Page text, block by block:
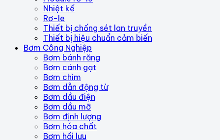
Nhiệt kế
Rơ-le
Thiết bị chống sét lan truyền
Thiết bị hiệu chuẩn cảm biến
Bơm Công Nghiệp
Bơm bánh răng
Bơm cánh gạt
Bơm chìm
Bơm dẫn động từ
Bơm dầu điện
Bơm dầu mỡ
Bơm định lượng
Bơm hóa chất
Bơm hồi lưu